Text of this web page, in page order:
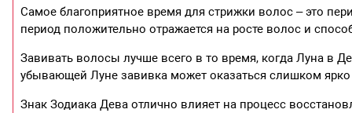
Самое благоприятное время для стрижки волос – это
период положительно отражается на росте волос и
Завивать волосы лучше всего в то время, когда Луна в
убывающей Луне завивка может оказаться слишком
Знак Зодиака Дева отлично влияет на процесс